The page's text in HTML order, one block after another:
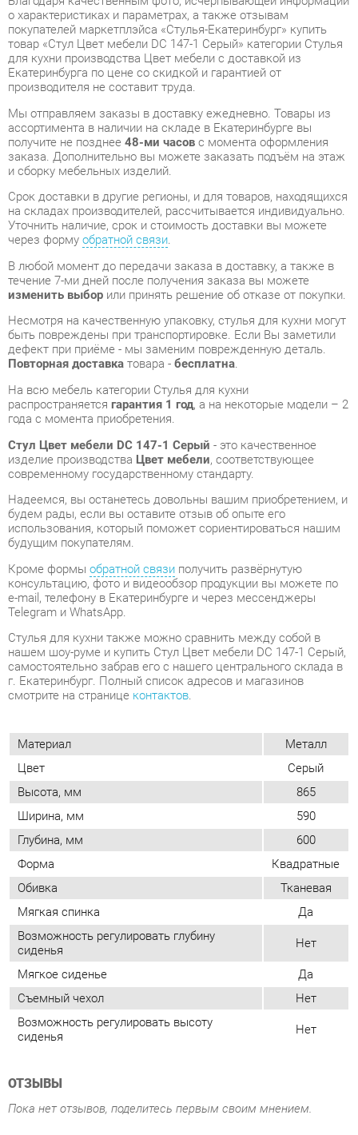
Екатеринбурга по цене со скидкой и гарантией от
производителя не составит труда.
Мы отправляем заказы в доставку ежедневно. Товары из
ассортимента в наличии на складе в Екатеринбурге вы
получите не позднее48-ми часовс момента оформления
заказа. Дополнительно вы можете заказать подъём на этаж
и сборку мебельных изделий.
Срок доставки в другие регионы, и для товаров, находящихся
на складах производителей, рассчитывается индивидуально.
Уточнить наличие, срок и стоимость доставки вы можете
через формуобратной связи.
В любой момент до передачи заказа в доставку, а также в
течение 7-ми дней после получения заказа вы можете
изменить выборили принять решение об отказе от покупки.
Несмотря на качественную упаковку, стулья для кухни могут
быть повреждены при транспортировке. Если Вы заметили
дефект при приёме - мы заменим поврежденную деталь.
Повторная доставкатовара -бесплатна .
На всю мебель категории Стулья для кухни
распространяется гарантия 1 год, а на некоторые модели – 2
года с момента приобретения.
Стул Цвет мебели DC 147-1 Серый- это качественное
изделие производства Цвет мебели
современному государственному стандарту.
Надеемся, вы останетесь довольны вашим приобретением, и
использования, который поможет сориентироваться нашим
будущим покупателям.
консультацию, фото и видеообзор продукции вы можете по
e-mail, телефону в Екатеринбурге и через мессенджеры
Telegram и WhatsApp.
нашем шоу-руме и купить Стул Цвет мебели DC 147-1 Серый,
самостоятельно забрав его с нашего центрального склада в
г. Екатеринбург. Полный список адресов и магазинов
смотрите на странице
Материал
Металл
Цвет
Серый
Высота, мм
Глубина, мм
600
Форма
Квадратные
Обивка
Тканевая
Мягкая спинка
Да
Возможность регулировать глубину
сиденья
Нет
Мягкое сиденье
Да
Съемный чехол
Нет
Возможность регулировать высоту
сиденья
ОТЗЫВЫ
Пока нет отзывов, поделитесь первым своим мнением.
ПОХОЖИЕ ТОВАРЫ